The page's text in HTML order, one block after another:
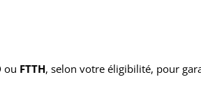
ou FTTH, selon votre éligibilité, pour